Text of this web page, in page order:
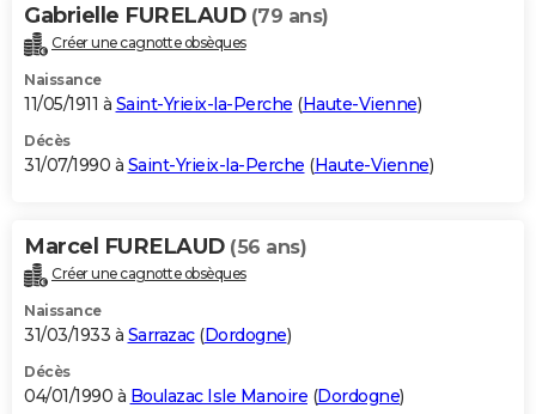
Gabrielle FURELAUD (79 ans)
Créer une cagnotte obsèques
Naissance
11/05/1911 à Saint-Yrieix-la-Perche (Haute-Vienne)
Décès
31/07/1990 à Saint-Yrieix-la-Perche (Haute-Vienne)
Marcel FURELAUD (56 ans)
Créer une cagnotte obsèques
Naissance
31/03/1933 à Sarrazac(Dordogne)
Décès
04/01/1990 à Boulazac Isle Manoire (Dordogne)